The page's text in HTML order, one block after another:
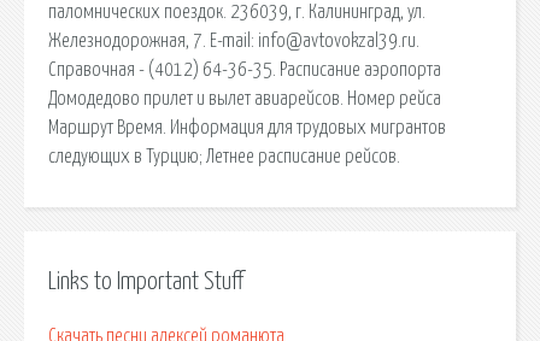
паломнических поездок. 236039, г. Калининград, ул.
Железнодорожная, 7. E-mail: info@avtovokzal39.ru.
Справочная - (4012) 64-36-35. Расписание аэропорта
Домодедово прилет и вылет авиарейсов. Номер рейса
Маршрут Время. Информация для трудовых мигрантов
следующих в Турцию; Летнее расписание рейсов.
Links to Important Stuff
Скачать песни алексей романюта